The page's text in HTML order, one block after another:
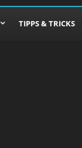
TIPPS & TRICKS